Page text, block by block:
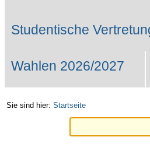
Studentische
Wahlen 2026/2027
Sie sind hier: Startseite